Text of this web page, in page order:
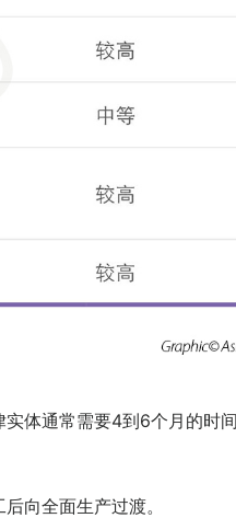
体通常需要4到6个月的时
向全面生产过渡。